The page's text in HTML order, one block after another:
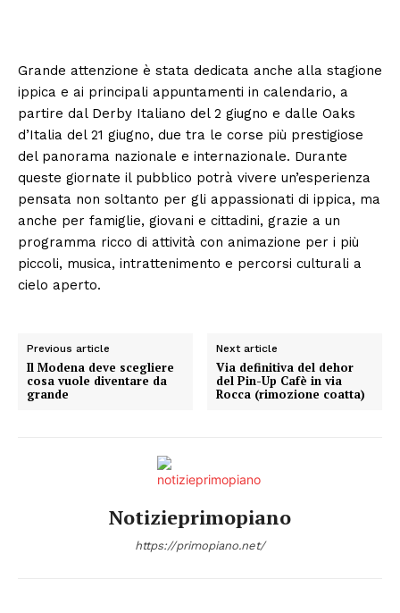
Grande attenzione è stata dedicata anche alla stagione
ippica e ai principali appuntamenti in calendario, a
partire dal Derby Italiano del 2 giugno e dalle Oaks
d’Italia del 21 giugno, due tra le corse più prestigiose
del panorama nazionale e internazionale. Durante
queste giornate il pubblico potrà vivere un’esperienza
pensata non soltanto per gli appassionati di ippica, ma
anche per famiglie, giovani e cittadini, grazie a un
programma ricco di attività con animazione per i più
piccoli, musica, intrattenimento e percorsi culturali a
cielo aperto.
Previous article
Il Modena deve scegliere
cosa vuole diventare da
grande
Next article
Via definitiva del dehor
del Pin-Up Cafè in via
Rocca (rimozione coatta)
Notizieprimopiano
https://primopiano.net/